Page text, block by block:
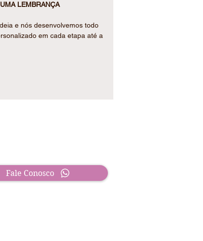
LEMBRANÇA
e nós desenvolvemos todo
em cada etapa até a
Fale Conosco